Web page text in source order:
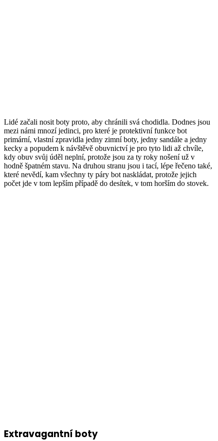
Lidé začali nosit boty proto, aby chránili svá chodidla. Dodnes jsou
mezi námi mnozí jedinci, pro které je protektivní funkce bot
primární, vlastní zpravidla jedny zimní boty, jedny sandále a jedny
kecky a popudem k návštěvě obuvnictví je pro tyto lidi až chvíle,
kdy obuv svůj úděl neplní, protože jsou za ty roky nošení už v
hodně špatném stavu. Na druhou stranu jsou i tací, lépe řečeno také,
které nevědí, kam všechny ty páry bot naskládat, protože jejich
počet jde v tom lepším případě do desítek, v tom horším do stovek.
Extravagantní boty